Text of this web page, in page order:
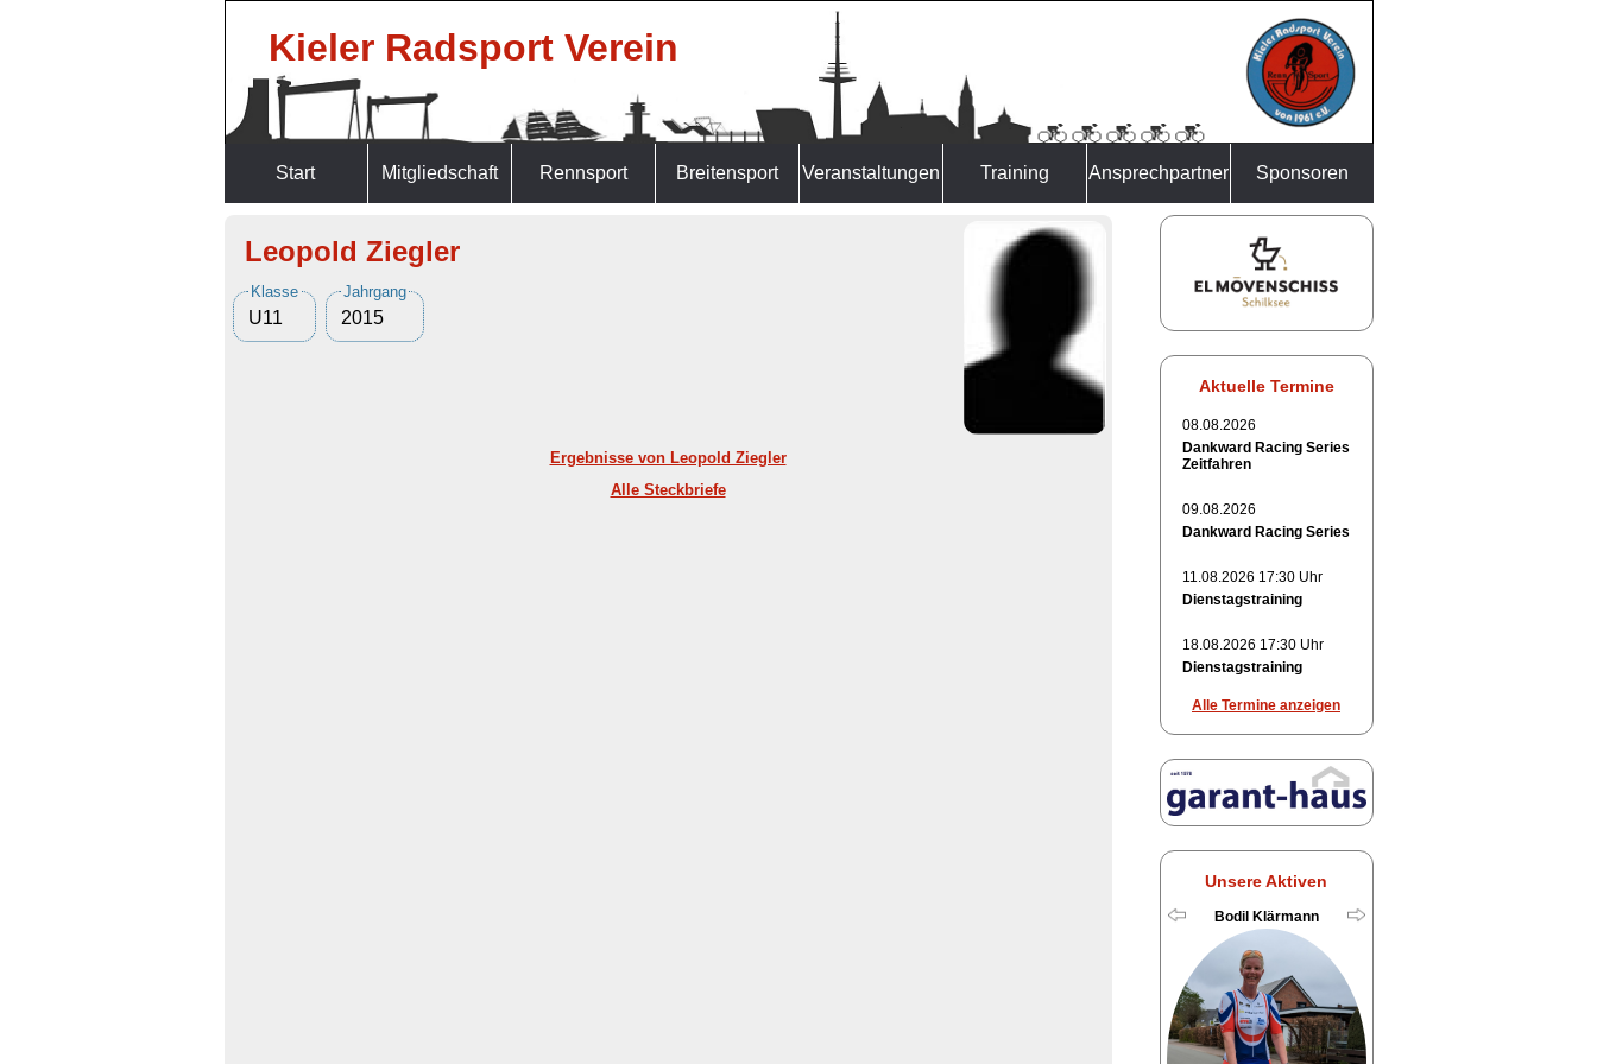
Kieler Radsport Verein
Start Mitgliedschaft Rennsport Breitensport Veranstaltungen Training Ansprechpartner Sponsoren
Leopold Ziegler
Klasse
U11
Jahrgang
2015
Ergebnisse von Leopold Ziegler
Alle Steckbriefe
Aktuelle Termine
08.08.2026
Dankward Racing Series
Zeitfahren
09.08.2026
Dankward Racing Series
11.08.2026 17:30 Uhr
Dienstagstraining
18.08.2026 17:30 Uhr
Dienstagstraining
Alle Termine anzeigen
Unsere Aktiven
Bodil Klärmann